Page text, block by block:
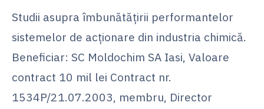
Studii asupra îmbunătăţirii performantelor
sistemelor de acţionare din industria chimică.
Beneficiar: SC Moldochim SA Iasi, Valoare
contract 10 mil lei Contract nr.
1534P/21.07.2003, membru, Director